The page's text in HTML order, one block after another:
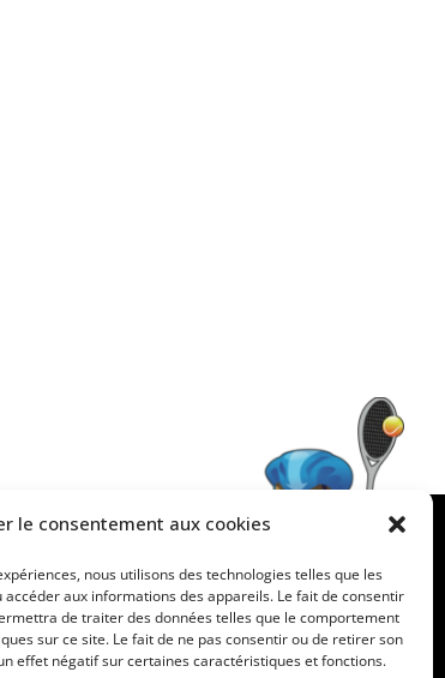
le consentement aux cookies
nous utilisons des technologies telles que les
aux informations des appareils. Le fait de consentir
de traiter des données telles que le comportement
sur ce site. Le fait de ne pas consentir ou de retirer son
effet négatif sur certaines caractéristiques et fonctions.